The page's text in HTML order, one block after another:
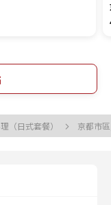
（日式套餐） 京都市